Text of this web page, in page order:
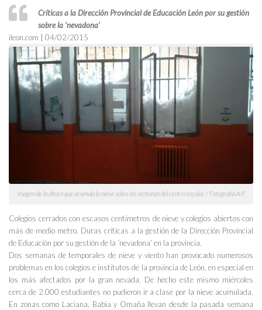
Críticas a la Dirección Provincial de Educación León por su gestión
sobre la ‘nevadona’
ileon.com | 04/02/2015
Imagen de la altura que acumula la nieve sobre las ventanas del centro escolar. / Fotografía A.P.
Colegios cerrados con escasos centímetros de nieve y colegios abiertos con
más de medio metro. Duras críticas a la gestión de la Dirección Provincial
de Educación por su gestión de la ‘nevadona’ en la provincia.
Dos semanas de temporales de nieve y viento han provocado numerosos
problemas en los colegios e institutos de la provincia de León, en especial en
los más afectados por la gran nevada. De hecho este mismo miércoles
cerca de 2.000 estudiantes no pudieron ir a clase por la nieve acumulada.
En zonas como Laciana, Babia y Omaña llevan desde la pasada semana